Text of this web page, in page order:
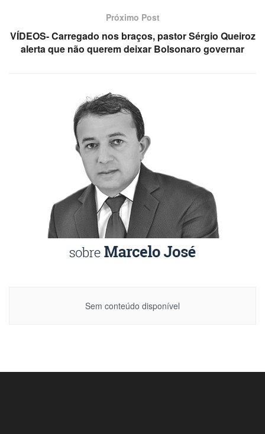
Próximo Post
VÍDEOS- Carregado nos braços, pastor Sérgio Queiroz
alerta que não querem deixar Bolsonaro governar
Sem conteúdo disponível